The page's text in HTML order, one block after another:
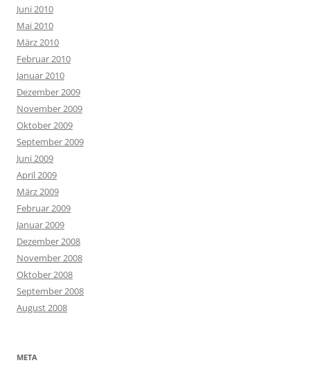
Juni 2010
Mai 2010
März 2010
Februar 2010
Januar 2010
Dezember 2009
November 2009
Oktober 2009
September 2009
Juni 2009
April 2009
März 2009
Februar 2009
Januar 2009
Dezember 2008
November 2008
Oktober 2008
September 2008
August 2008
META